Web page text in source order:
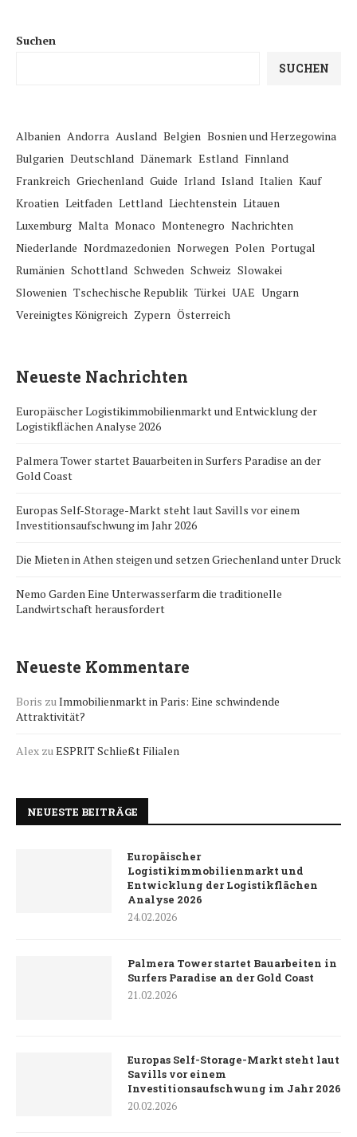
Suchen
SUCHEN
Albanien Andorra Ausland Belgien Bosnien und Herzegowina
Bulgarien Deutschland Dänemark Estland Finnland
Frankreich Griechenland Guide Irland Island Italien Kauf
Kroatien Leitfaden Lettland Liechtenstein Litauen
Luxemburg Malta Monaco Montenegro Nachrichten
Niederlande Nordmazedonien Norwegen Polen Portugal
Rumänien Schottland Schweden Schweiz Slowakei
Slowenien Tschechische Republik Türkei UAE Ungarn
Vereinigtes Königreich Zypern Österreich
Neueste Nachrichten
Europäischer Logistikimmobilienmarkt und Entwicklung der
Logistikflächen Analyse 2026
Palmera Tower startet Bauarbeiten in Surfers Paradise an der
Gold Coast
Europas Self-Storage-Markt steht laut Savills vor einem
Investitionsaufschwung im Jahr 2026
Die Mieten in Athen steigen und setzen Griechenland unter Druck
Nemo Garden Eine Unterwasserfarm die traditionelle
Landwirtschaft herausfordert
Neueste Kommentare
Boris zuImmobilienmarkt in Paris: Eine schwindende
Attraktivität?
Alex zuESPRIT Schließt Filialen
NEUESTE BEITRÄGE
Europäischer
Logistikimmobilienmarkt und
Entwicklung der Logistikflächen
Analyse 2026
24.02.2026
Palmera Tower startet Bauarbeiten in
Surfers Paradise an der Gold Coast
21.02.2026
Europas Self-Storage-Markt steht laut
Savills vor einem
Investitionsaufschwung im Jahr 2026
20.02.2026